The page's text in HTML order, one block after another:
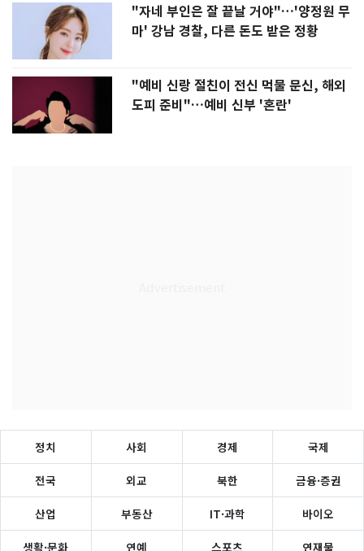
"자네 부인은 잘 끝날 거야"…'양정원 무
마' 강남 경찰, 다른 돈도 받은 정황
"예비 신랑 절친이 전신 먹물 문신, 해외
도피 준비"…예비 신부 '혼란'
정치 사회 경제 국제
전국 외교 북한 금융·증권
산업 부동산 IT·과학 바이오
생활·문화 연예 스포츠 연재물